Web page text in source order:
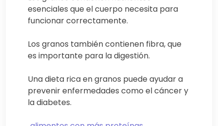
esenciales que el cuerpo necesita para
funcionar correctamente.
Los granos también contienen fibra, que
es importante para la digestión.
Una dieta rica en granos puede ayudar a
prevenir enfermedades como el cáncer y
la diabetes.